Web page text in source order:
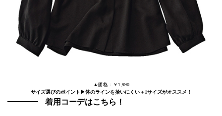
▲価格：￥1,990
サイズ選びのポイント▶︎体のラインを拾いにくい＋1サイズがオススメ！
着用コーデはこちら！